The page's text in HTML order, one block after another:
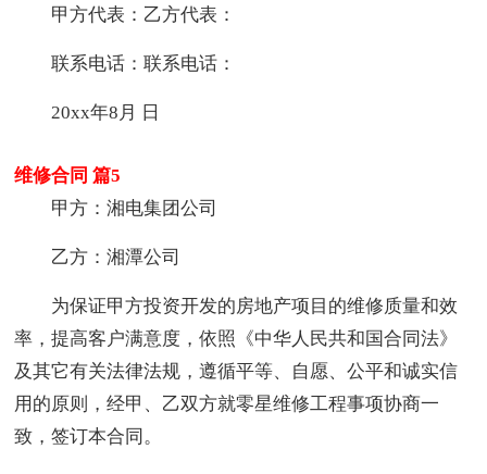
甲方代表：乙方代表：
联系电话：联系电话：
20xx年8月 日
维修合同 篇5
甲方：湘电集团公司
乙方：湘潭公司
为保证甲方投资开发的房地产项目的维修质量和效
率，提高客户满意度，依照《中华人民共和国合同法》
及其它有关法律法规，遵循平等、自愿、公平和诚实信
用的原则，经甲、乙双方就零星维修工程事项协商一
致，签订本合同。